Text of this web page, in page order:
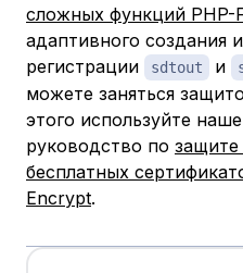
сложных функций PHP-
адаптивного создания
регистрации
sdtout и
можете заняться
этого используйте
руководство по
бесплатных
Encrypt.